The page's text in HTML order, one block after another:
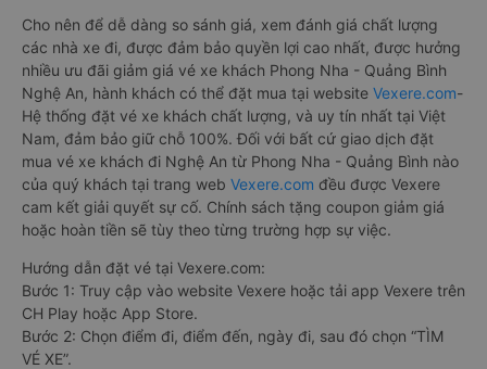
Cho nên để dễ dàng so sánh giá, xem đánh giá chất lượng
các nhà xe đi, được đảm bảo quyền lợi cao nhất, được hưởng
nhiều ưu đãi giảm giá vé xe khách Phong Nha - Quảng Bình
Nghệ An, hành khách có thể đặt mua tại website Vexere.com-
Hệ thống đặt vé xe khách chất lượng, và uy tín nhất tại Việt
Nam, đảm bảo giữ chỗ 100%. Đối với bất cứ giao dịch đặt
mua vé xe khách đi Nghệ An từ Phong Nha - Quảng Bình nào
của quý khách tại trang web Vexere.com đều được Vexere
cam kết giải quyết sự cố. Chính sách tặng coupon giảm giá
hoặc hoàn tiền sẽ tùy theo từng trường hợp sự việc.
Hướng dẫn đặt vé tại Vexere.com:
Bước 1: Truy cập vào website Vexere hoặc tải app Vexere trên
CH Play hoặc App Store.
Bước 2: Chọn điểm đi, điểm đến, ngày đi, sau đó chọn “TÌM
VÉ XE”.